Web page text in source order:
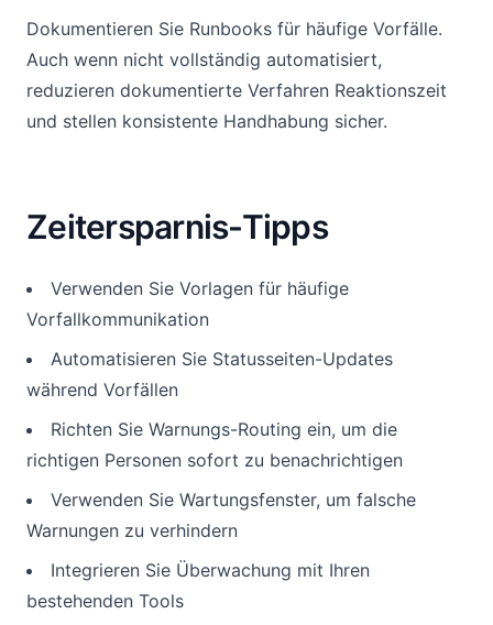
Dokumentieren Sie Runbooks für häufige Vorfälle.
Auch wenn nicht vollständig automatisiert,
reduzieren dokumentierte Verfahren Reaktionszeit
und stellen konsistente Handhabung sicher.
Zeitersparnis-Tipps
Verwenden Sie Vorlagen für häufige
Vorfallkommunikation
Automatisieren Sie Statusseiten-Updates
während Vorfällen
Richten Sie Warnungs-Routing ein, um die
richtigen Personen sofort zu benachrichtigen
Verwenden Sie Wartungsfenster, um falsche
Warnungen zu verhindern
Integrieren Sie Überwachung mit Ihren
bestehenden Tools